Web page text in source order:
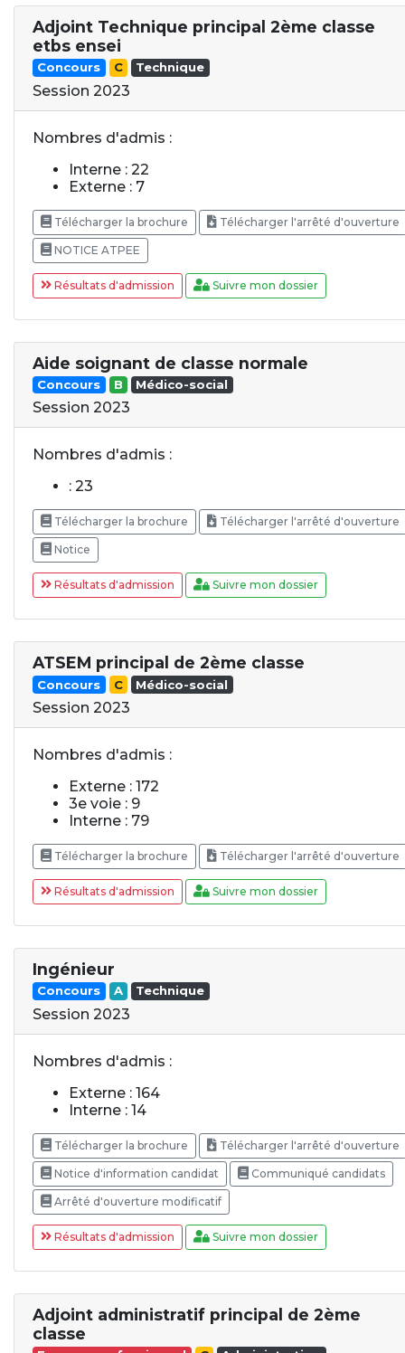
Adjoint Technique principal 2ème classe
etbs ensei
Concours C Technique
Session 2023
Nombres d'admis :
Interne : 22
Externe : 7
Télécharger la brochure Télécharger l'arrêté d'ouverture
NOTICE ATPEE
Résultats d'admission Suivre mon dossier
Aide soignant de classe normale
Concours B Médico-social
Session 2023
Nombres d'admis :
: 23
Télécharger la brochure Télécharger l'arrêté d'ouverture
Notice
Résultats d'admission Suivre mon dossier
ATSEM principal de 2ème classe
Concours C Médico-social
Session 2023
Nombres d'admis :
Externe : 172
3e voie : 9
Interne : 79
Télécharger la brochure Télécharger l'arrêté d'ouverture
Résultats d'admission Suivre mon dossier
Ingénieur
Concours A Technique
Session 2023
Nombres d'admis :
Externe : 164
Interne : 14
Télécharger la brochure Télécharger l'arrêté d'ouverture
Notice d'information candidat Communiqué candidats
Arrêté d'ouverture modificatif
Résultats d'admission Suivre mon dossier
Adjoint administratif principal de 2ème
classe